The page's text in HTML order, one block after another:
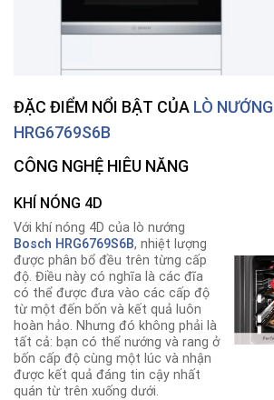
ĐẶC ĐIỂM NỔI BẬT CỦA LÒ
HRG6769S6B
CÔNG NGHỆ HIÊU NĂNG
KHÍ NÓNG 4D
Với khí nóng 4D của lò nướng
Bosch HRG6769S6B, nhiệt lượng
được phân bổ đều trên từng cấp
độ. Điều này có nghĩa là các đĩa
có thể được đưa vào các cấp độ
từ một đến bốn và kết quả luôn
hoàn hảo. Nhưng đó không phải là
tất cả: bạn có thể nướng và rang ở
bốn cấp độ cùng một lúc và nhận
được kết quả đáng tin cậy nhất
quán từ trên xuống dưới.